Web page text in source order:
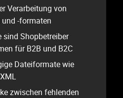
Verarbeitung von
-formaten
sind Shopbetreiber
für B2B und B2C
Dateiformate wie
zwischen fehlenden